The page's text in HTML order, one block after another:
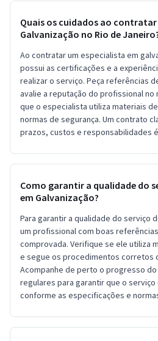
Quais os cuidados ao
Galvanização no Rio de
Ao contratar um especialista em
possui as certificações e a
realizar o serviço. Peça referências
avalie a reputação do profissional
que o especialista utiliza materiais
normas de segurança. Um contrato
prazos, custos e responsabilidades
Como garantir a qualidade do
em Galvanização?
Para garantir a qualidade do serviço
um profissional com boas
comprovada. Verifique se ele utiliza
e segue os procedimentos corretos
Acompanhe de perto o progresso
regulares para garantir que o
conforme as especificações e